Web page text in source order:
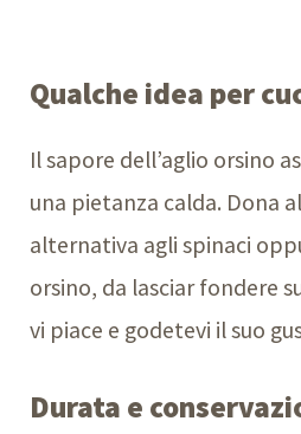
Qualche idea per
Il sapore dell’aglio orsino
una pietanza calda. Dona
alternativa agli spinaci
orsino, da lasciar fondere
vi piace e godetevi il suo
Durata e